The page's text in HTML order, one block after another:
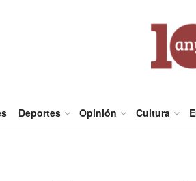
Deportes Opinión Cultura